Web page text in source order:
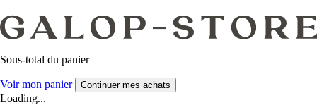
Sous-total du panier
Voir mon panier Continuer mes achats
Loading...